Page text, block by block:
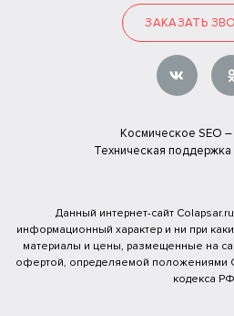
ЗАКАЗАТЬ
Космическое SEO –
Техническая поддержка
Данный интернет-сайт
информационный характер и ни при
материалы и цены, размещенные на
офертой, определяемой положениями
кодекса РФ